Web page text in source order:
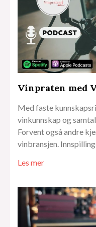
Vinpraten med
Med faste
vinkunnskap og
Forvent også andre
vinbransjen.
Les mer